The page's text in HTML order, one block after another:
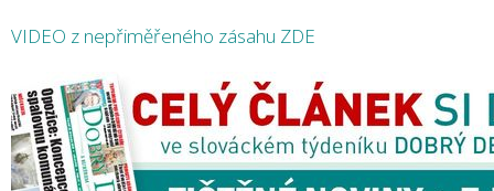
VIDEO z nepřiměřeného zásahu ZDE